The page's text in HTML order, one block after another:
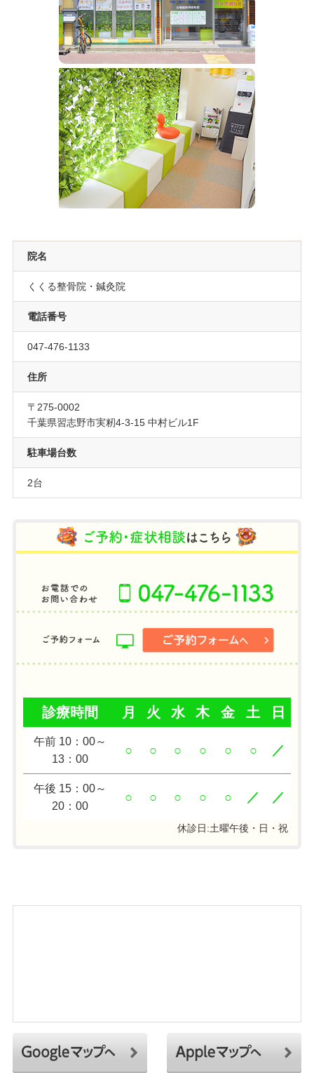
院名
くくる整骨院・鍼灸院
電話番号
047-476-1133
住所
〒275-0002
千葉県習志野市実籾4-3-15 中村ビル1F
駐車場台数
2台
診療時間 月 火 水 木 金 土 日
午前 10：00～
13：00
○ ○ ○ ○ ○ ○ ／
午後 15：00～
20：00
○ ○ ○ ○ ○ ／ ／
休診日:土曜午後・日・祝